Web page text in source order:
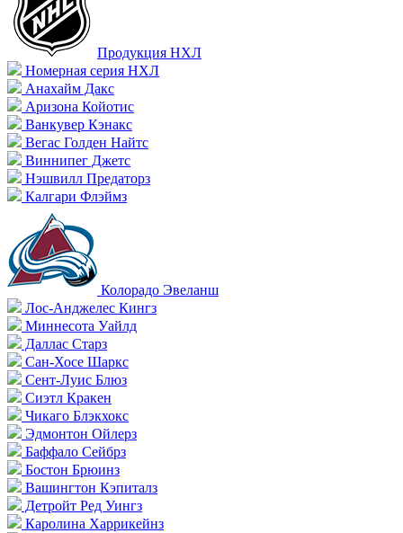
Продукция НХЛ
Номерная серия НХЛ
Анахайм Дакс
Аризона Койотис
Ванкувер Кэнакс
Вегас Голден Найтс
Виннипег Джетс
Нэшвилл Предаторз
Калгари Флэймз
Колорадо Эвеланш
Лос-Анджелес Кингз
Миннесота Уайлд
Даллас Старз
Сан-Хосе Шаркс
Сент-Луис Блюз
Сиэтл Кракен
Чикаго Блэкхокс
Эдмонтон Ойлерз
Баффало Сейбрз
Бостон Брюинз
Вашингтон Кэпиталз
Детройт Ред Уингз
Каролина Харрикейнз